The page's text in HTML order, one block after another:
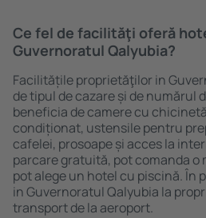
Ce fel de facilităţi oferă
Guvernoratul Qalyubia?
Facilitățile proprietăţilor in
de tipul de cazare și de numărul
beneficia de camere cu
condiționat, ustensile pentru
cafelei, prosoape și acces la
parcare gratuită, pot comanda o
pot alege un hotel cu piscină. În
in Guvernoratul Qalyubia la
transport de la aeroport.